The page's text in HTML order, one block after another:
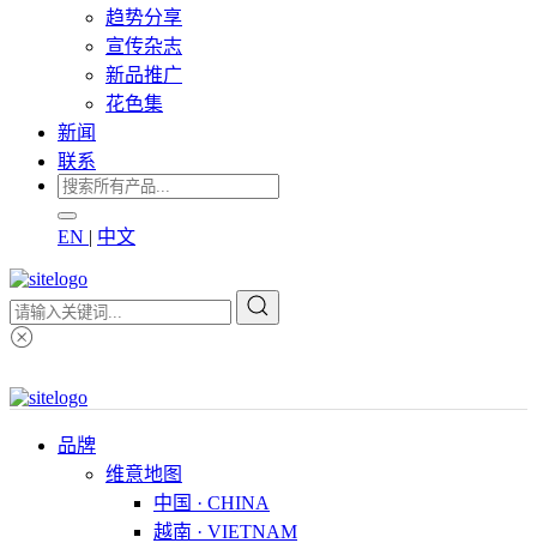
趋势分享
宣传杂志
新品推广
花色集
新闻
联系
EN | 中文
品牌
维意地图
中国 · CHINA
越南 · VIETNAM